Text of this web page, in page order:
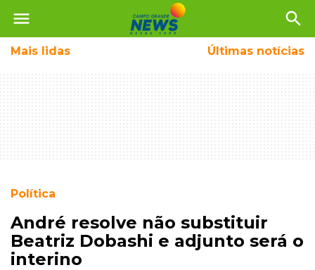
menu search
Mais lidas Últimas notícias
Política
André resolve não substituir
Beatriz Dobashi e adjunto será o
interino